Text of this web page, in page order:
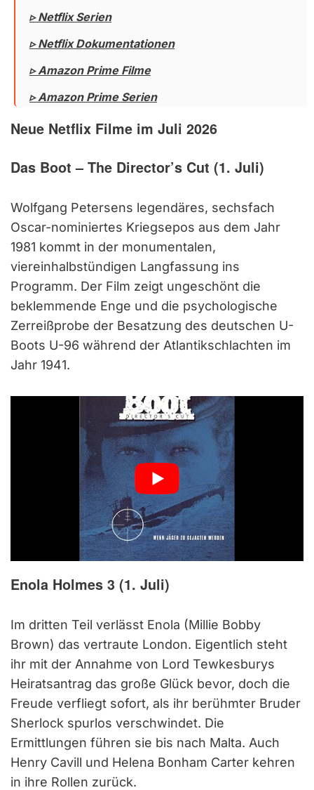
▹ Netflix Serien
▹ Netflix Dokumentationen
▹ Amazon Prime Filme
▹ Amazon Prime Serien
Neue Netflix Filme im Juli 2026
Das Boot – The Director’s Cut (1. Juli)
Wolfgang Petersens legendäres, sechsfach
Oscar-nominiertes Kriegsepos aus dem Jahr
1981 kommt in der monumentalen,
viereinhalbstündigen Langfassung ins
Programm. Der Film zeigt ungeschönt die
beklemmende Enge und die psychologische
Zerreißprobe der Besatzung des deutschen U-
Boots U-96 während der Atlantikschlachten im
Jahr 1941.
Enola Holmes 3 (1. Juli)
Im dritten Teil verlässt Enola (Millie Bobby
Brown) das vertraute London. Eigentlich steht
ihr mit der Annahme von Lord Tewkesburys
Heiratsantrag das große Glück bevor, doch die
Freude verfliegt sofort, als ihr berühmter Bruder
Sherlock spurlos verschwindet. Die
Ermittlungen führen sie bis nach Malta. Auch
Henry Cavill und Helena Bonham Carter kehren
in ihre Rollen zurück.